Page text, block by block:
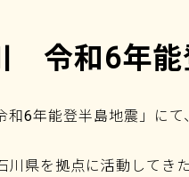
令和6年能
6年能登半島地震」に
川県を拠点に活動してき